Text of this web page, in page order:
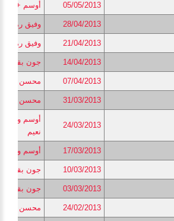
05/05/2013 أوسم +
28/04/2013 وفيق رمزى
21/04/2013 وفيق رمزى
14/04/2013 جون بقطر
07/04/2013 محسن نعيم
31/03/2013 محسن نعيم
24/03/2013
أوسم
نعيم
17/03/2013 أوسم وصفي
10/03/2013 جون بقطر
03/03/2013 جون بقطر
24/02/2013 محسن نعيم